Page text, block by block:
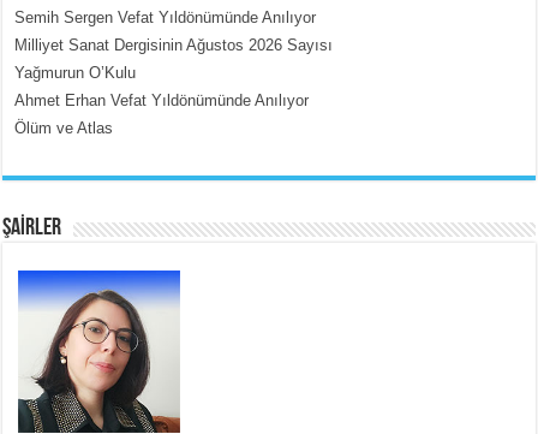
SATILMIŞ ÜMİT ÇETİNKAYA
Erkenlik...
Semih Sergen Vefat Yıldönümünde Anılıyor
Milliyet Sanat Dergisinin Ağustos 2026 Sayısı
Yağmurun O’Kulu
Ahmet Erhan Vefat Yıldönümünde Anılıyor
Ölüm ve Atlas
ŞAİRLER